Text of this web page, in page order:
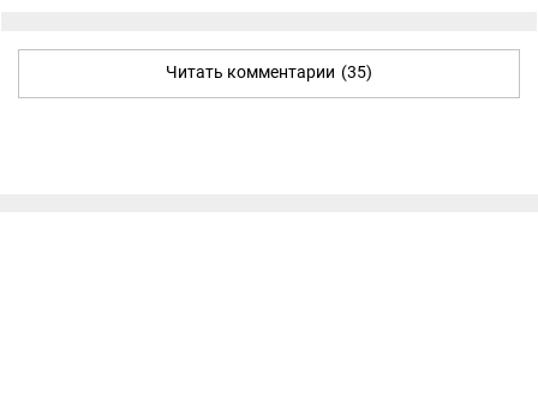
Читать комментарии (35)